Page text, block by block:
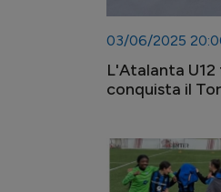
03/06/2025
L'Atalanta
conquista il